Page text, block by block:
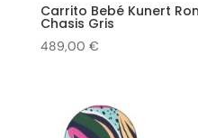
Carrito Bebé Kunert
Chasis Gris
489,00 €